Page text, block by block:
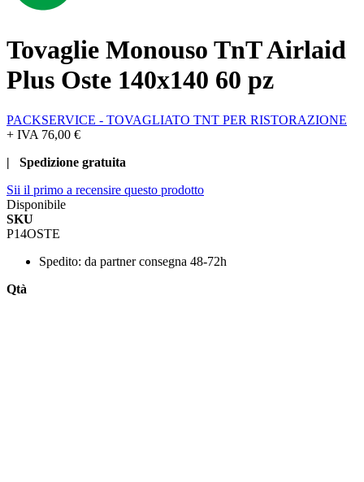
Tovaglie Monouso TnT Airlaid
Plus Oste 140x140 60 pz
PACKSERVICE - TOVAGLIATO TNT PER RISTORAZIONE
+ IVA 76,00 €
| Spedizione gratuita
Sii il primo a recensire questo prodotto
Disponibile
SKU
P14OSTE
Spedito: da partner consegna 48-72h
Qtà